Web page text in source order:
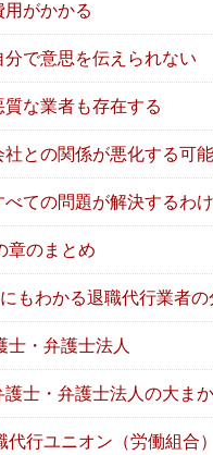
用がかかる
分で意思を伝えられない
質な業者も存在する
社との関係が悪化する可
べての問題が解決するわ
章のまとめ
もわかる退職代行業者
士・弁護士法人
護士・弁護士法人の大ま
代行ユニオン（労働組合）